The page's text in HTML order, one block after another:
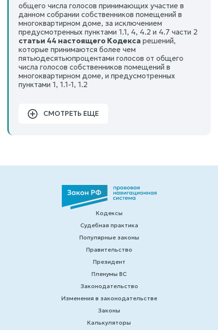
общего числа голосов принимающих участие в
данном собрании собственников помещений в
многоквартирном доме, за исключением
предусмотренных пунктами 1.1, 4, 4.2 и 4.7 части 2
статьи 44 настоящего Кодекса решений,
которые принимаются более чем
пятьюдесятьюпроцентами голосов от общего
числа голосов собственников помещений в
многоквартирном доме, и предусмотренных
пунктами 1, 1.1-1, 1.2
СМОТРЕТЬ ЕЩЕ
Кодексы
Судебная практика
Популярные законы
Правительство
Президент
Пленумы ВС
Законодательство
Изменения в законодательстве
Законы
Калькуляторы